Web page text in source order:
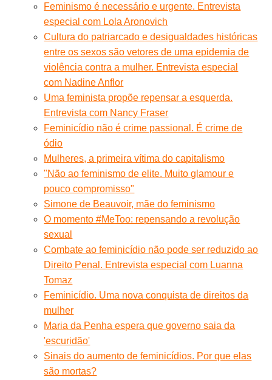
Feminismo é necessário e urgente. Entrevista
especial com Lola Aronovich
Cultura do patriarcado e desigualdades históricas
entre os sexos são vetores de uma epidemia de
violência contra a mulher. Entrevista especial
com Nadine Anflor
Uma feminista propõe repensar a esquerda.
Entrevista com Nancy Fraser
Feminicídio não é crime passional. É crime de
ódio
Mulheres, a primeira vítima do capitalismo
"Não ao feminismo de elite. Muito glamour e
pouco compromisso"
Simone de Beauvoir, mãe do feminismo
O momento #MeToo: repensando a revolução
sexual
Combate ao feminicídio não pode ser reduzido ao
Direito Penal. Entrevista especial com Luanna
Tomaz
Feminicídio. Uma nova conquista de direitos da
mulher
Maria da Penha espera que governo saia da
'escuridão'
Sinais do aumento de feminicídios. Por que elas
são mortas?